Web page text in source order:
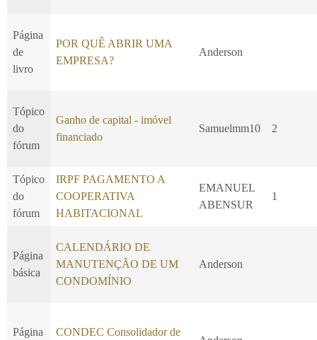
Página
de
livro
POR QUÊ ABRIR UMA
EMPRESA?
Anderson
Tópico
do
fórum
Ganho de capital - imóvel
financiado
Samuelmm10 2
Tópico
do
fórum
IRPF PAGAMENTO A
COOPERATIVA
HABITACIONAL
EMANUEL
ABENSUR
1
Página
básica
CALENDÁRIO DE
MANUTENÇÃO DE UM
CONDOMÍNIO
Anderson
Página CONDEC Consolidador de